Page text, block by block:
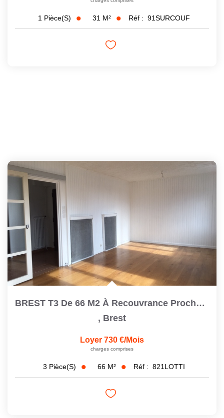
1 Pièce(s) 31 M² Réf : 91SURCOUF
BREST T3 De 66 M2 À Recouvrance Proche Cafarelli Avec Un...
, Brest
Loyer 730 €/mois
charges comprises
3 Pièce(s) 66 M² Réf : 821LOTTI